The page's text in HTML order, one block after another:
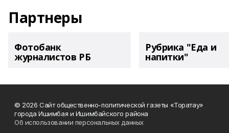
Партнеры
Фотобанк
журналистов РБ
Рубрика "Еда и
напитки"
© 2026 Сайт общественно-политической газеты «Торатау»
города Ишимбая и Ишимбайского района
Об использовании персональных данных